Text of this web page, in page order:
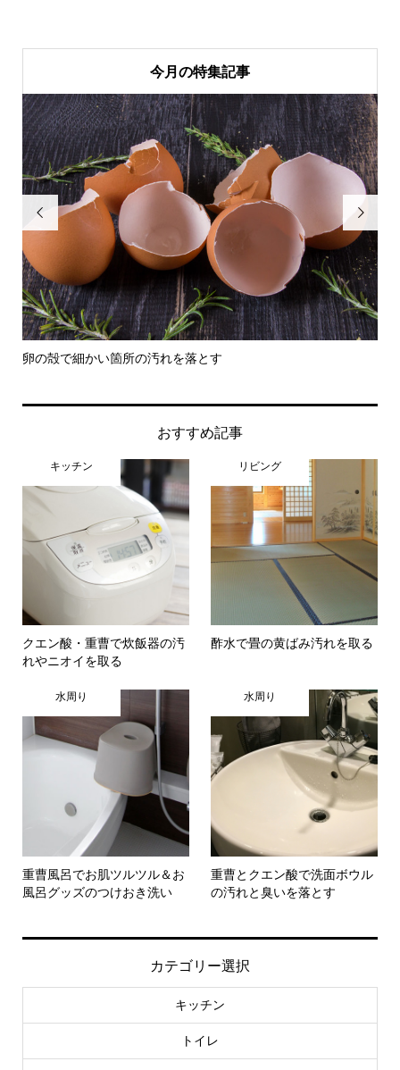
今月の特集記事

卵の殻で細かい箇所の汚れを落とす

おすすめ記事
キッチン
クエン酸・重曹で炊飯器の汚
れやニオイを取る
リビング
酢水で畳の黄ばみ汚れを取る
水周り
重曹風呂でお肌ツルツル＆お
風呂グッズのつけおき洗い
水周り
重曹とクエン酸で洗面ボウル
の汚れと臭いを落とす
カテゴリー選択
キッチン
トイレ